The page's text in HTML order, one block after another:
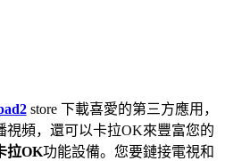
store 下載喜愛的第三方應用，
視頻，還可以卡拉OK來豐富您的
拉OK功能設備。您要鏈接電視和